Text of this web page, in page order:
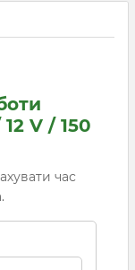
V / 150
час